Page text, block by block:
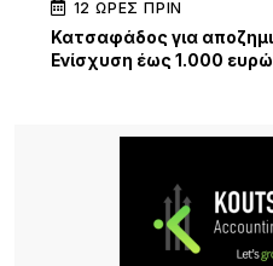
12 ΏΡΕΣ ΠΡΙΝ
Κατσαφάδος για
Ενίσχυση έως 1.000
Παρουσίαση της νέας
τους αγρότες από τον
δεν μπορεί να είναι